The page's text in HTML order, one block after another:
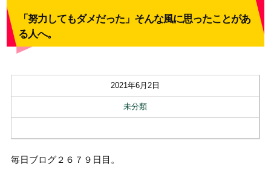
「努力してもダメだった」そんな風に思ったことがあ
る人へ。
2021年6月2日
未分類
毎日ブログ２６７９日目。